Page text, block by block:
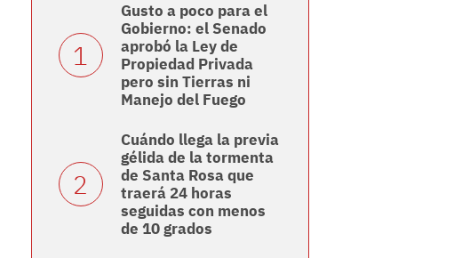
Gusto a poco para el
Gobierno: el Senado
aprobó la Ley de
Propiedad Privada
pero sin Tierras ni
Manejo del Fuego
Cuándo llega la previa
gélida de la tormenta
de Santa Rosa que
traerá 24 horas
seguidas con menos
de 10 grados